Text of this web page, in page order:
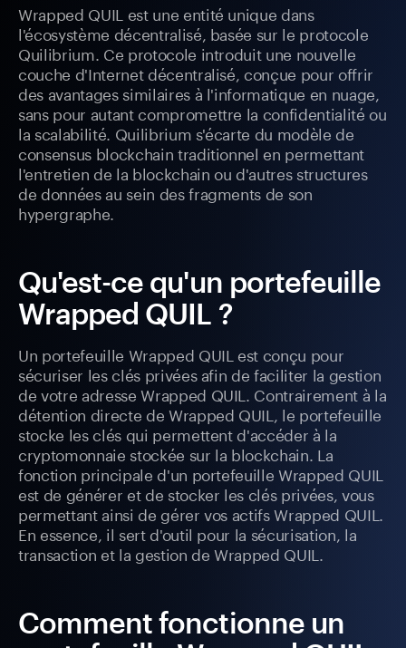
Wrapped QUIL est une entité unique dans
l'écosystème décentralisé, basée sur le protocole
Quilibrium. Ce protocole introduit une nouvelle
couche d'Internet décentralisé, conçue pour offrir
des avantages similaires à l'informatique en nuage,
sans pour autant compromettre la confidentialité ou
la scalabilité. Quilibrium s'écarte du modèle de
consensus blockchain traditionnel en permettant
l'entretien de la blockchain ou d'autres structures
de données au sein des fragments de son
hypergraphe.
Qu'est-ce qu'un portefeuille
Wrapped QUIL ?
Un portefeuille Wrapped QUIL est conçu pour
sécuriser les clés privées afin de faciliter la gestion
de votre adresse Wrapped QUIL. Contrairement à la
détention directe de Wrapped QUIL, le portefeuille
stocke les clés qui permettent d'accéder à la
cryptomonnaie stockée sur la blockchain. La
fonction principale d'un portefeuille Wrapped QUIL
est de générer et de stocker les clés privées, vous
permettant ainsi de gérer vos actifs Wrapped QUIL.
En essence, il sert d'outil pour la sécurisation, la
transaction et la gestion de Wrapped QUIL.
Comment fonctionne un